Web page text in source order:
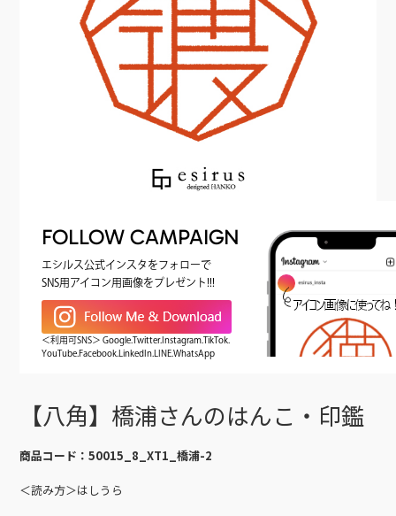
FOLLOW CAMPAIGN
エシルス公式インスタをフォローで
SNS用アイコン用画像をプレゼント!!!
＜利用可SNS＞ Google.Twitter.Instagram.TikTok.
YouTube.Facebook.LinkedIn.LINE.WhatsApp
【八角】橋浦さんのはんこ・印鑑
商品コード：50015_8_XT1_橋浦-2
＜読み方＞はしうら